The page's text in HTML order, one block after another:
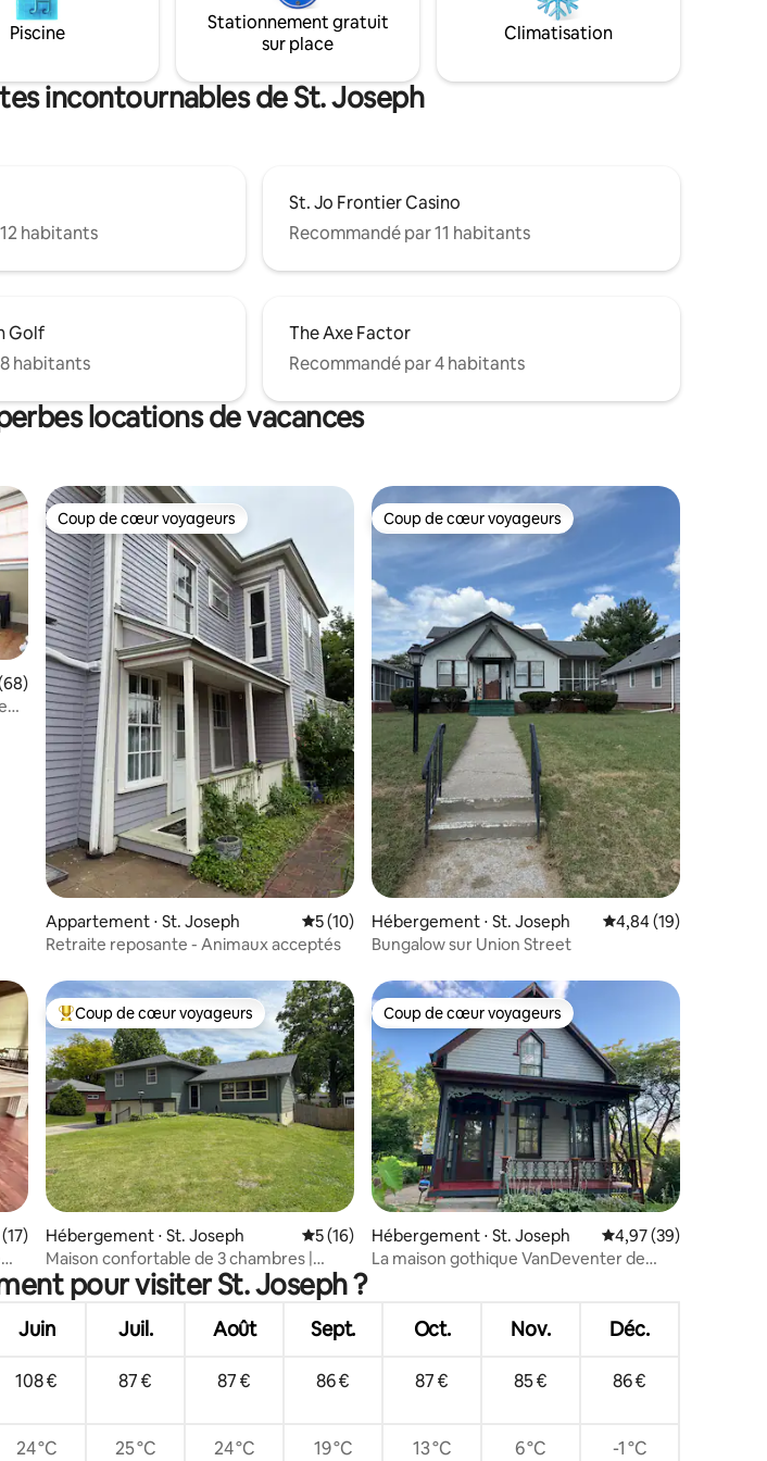
séjour chez nous, car nous avons pris le
temps de nous assurer qu'il est non
seulement propre et confortable, mais
équipements de la maison.
emplacement et ses détails bien pensés
qui améliorent votre expérience.
Piscine
Stationnement gratuit
sur place
Climatisation
incontournables de St. Joseph
habitants
St. Jo Frontier Casino
Recommandé par 11 habitants
Golf
habitants
The Axe Factor
Recommandé par 4 habitants
locations de vacances
: 4,79 sur 5
moyenne sur la base de 68 commentaires : 4,84 sur 5
Coup de cœur voyageurs
Coup de cœur voyageurs
Appartement ⋅ St. Joseph Évaluation moyenne sur la base de 10 commentaires : 5 sur 5
5 (10)
Retraite reposante - Animaux acceptés
Coup de cœur voyageurs
Coup de cœur voyageurs
Hébergement ⋅ St. Joseph Évaluation moyenne
4,84 (19)
Bungalow sur Union Street
: 4,94 sur 5
moyenne sur la base de 17 commentaires : 5 sur 5
Coups de cœur voyageurs les plus appréciés
Coup de cœur voyageurs
Hébergement ⋅ St. Joseph Évaluation moyenne sur la base de 16 commentaires : 5 sur 5
5 (16)
Maison confortable de 3 chambres |
Quartier calme et pratique
Coup de cœur voyageurs
Coup de cœur voyageurs
Hébergement ⋅ St. Joseph Évaluation moyenne
4,97 (39)
La maison gothique VanDeventer de
pour visiter St. Joseph ?
Juin Juil. Août Sept. Oct. Nov. Déc.
108 € 87 € 87 € 86 € 87 € 85 € 86 €
24 °C 25 °C 24 °C 19 °C 13 °C 6 °C -1 °C